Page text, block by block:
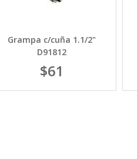
Grampa c/cuña 1.1/2"
D91812
$61